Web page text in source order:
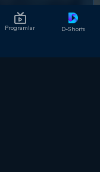
Programlar D-Shorts